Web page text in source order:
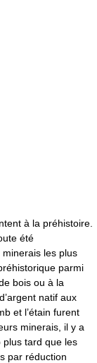
à la préhistoire.
été
les plus
parmi
bois ou à la
natif aux
et l’étain furent
minerais, il y a
plus tard que les
par réduction